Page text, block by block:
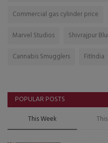
Commercial gas cylinder price
Marvel Studios
Shivrajpur
Cannabis Smugglers
FitIndia
POPULAR POSTS
This Week